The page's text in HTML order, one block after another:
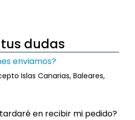
dudas
enviamos?
Islas Canarias, Baleares,
en recibir mi pedido?